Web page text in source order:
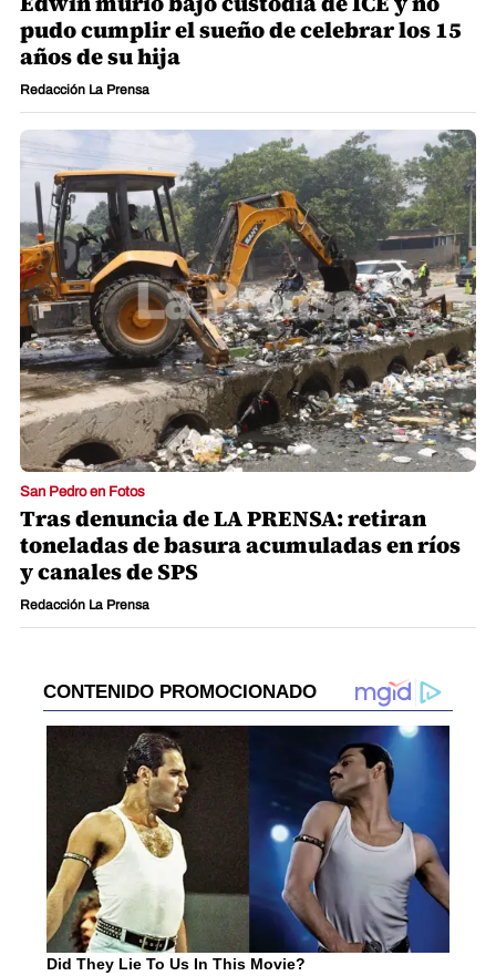
pudo cumplir el sueño de celebrar los 15
años de su hija
Redacción La Prensa
San Pedro en Fotos
Tras denuncia de LA PRENSA: retiran
toneladas de basura acumuladas en ríos
y canales de SPS
Redacción La Prensa